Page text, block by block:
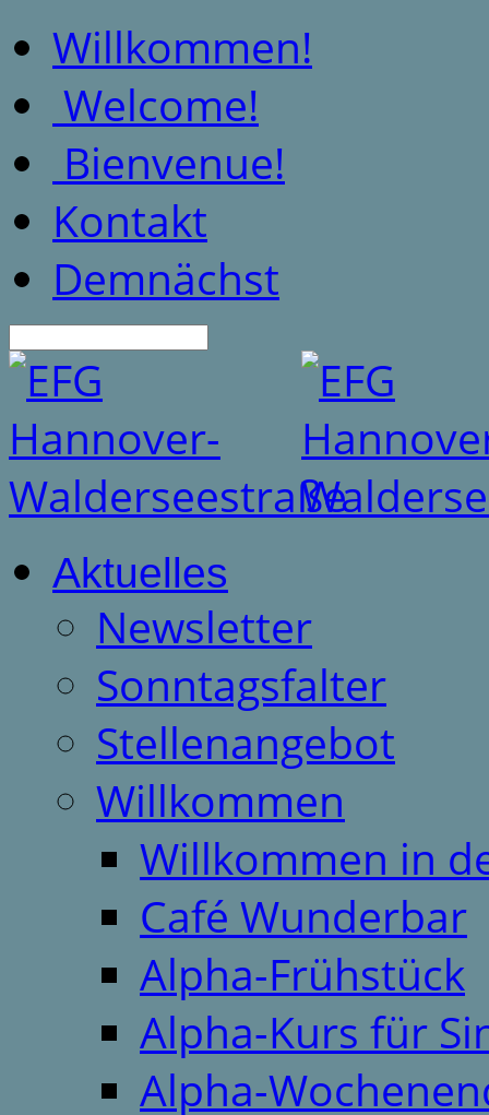
Willkommen!
Welcome!
Bienvenue!
Kontakt
Demnächst
Aktuelles
Newsletter
Sonntagsfalter
Stellenangebot
Willkommen
Willkommen in
Café Wunderbar
Alpha-Frühstück
Alpha-Kurs für
Alpha-